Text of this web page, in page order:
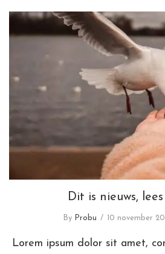
Dit is nieuws, lees
Dit is nieuws,
By Probu 10 november
Lorem ipsum dolor sit amet,